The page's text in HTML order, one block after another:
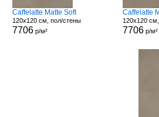
Caffelatte Matte Soft
120x120 см, пол/стены
7706р/м²
Caffelatte
120x120
7706 р/м²